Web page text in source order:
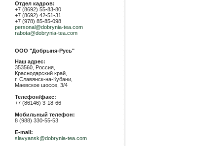
Отдел кадров:
+7 (8692) 55-83-80
+7 (8692) 42-51-31
+7 (978) 85-85-098
personal@dobrynia-tea.com
rabota@dobrynia-tea.com
ООО "Добрыня-Русь"
Наш адрес:
353560, Россия,
Краснодарский край,
г. Славянск-на-Кубани,
Маевское шоссе, 3/4
Телефон/факс:
+7 (86146) 3-18-66
Мобильный телефон:
8 (988) 330-55-53
E-mail:
slavyansk@dobrynia-tea.com